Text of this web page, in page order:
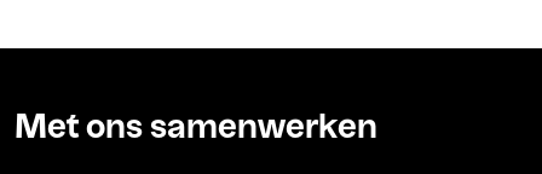
Met ons samenwerken